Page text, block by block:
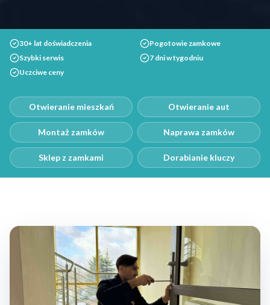
30+ lat doświadczenia
Pogotowie zamkowe
Szybki serwis
7 dni w tygodniu
Uczciwe ceny
Otwieranie mieszkań Otwieranie aut
Montaż zamków Naprawa zamków
Sklep z zamkami Dorabianie kluczy